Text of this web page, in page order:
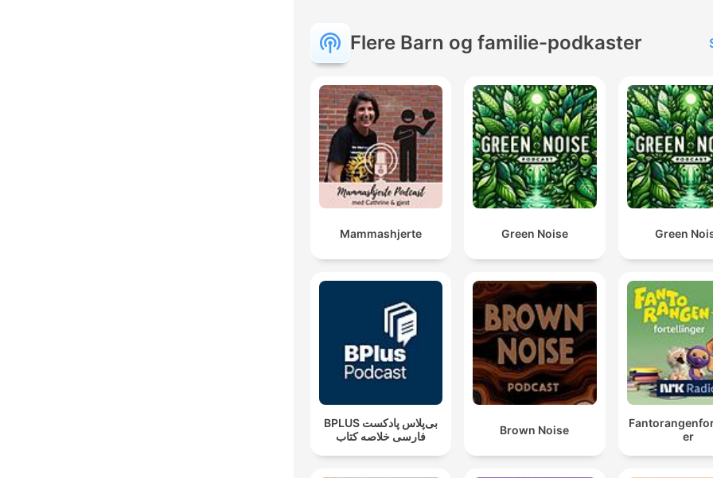
Flere Barn og familie-podkaster
Mammashjerte Green Noise Green
‌BPLUS بی‌پلاس پادکست
فارسی خلاصه کتاب
Brown Noise
er